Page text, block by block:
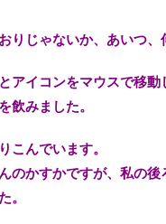
りじゃないか、あいつ、
アイコンをマウスで移動
飲みました。
こんでいます。
のかすかですが、私の後
。